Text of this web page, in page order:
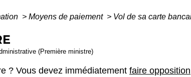
> Moyens de paiement > Vol de sa carte
(Première ministre)
? Vous devez immédiatement faire opposition